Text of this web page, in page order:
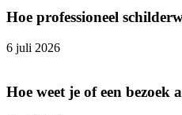
Hoe professioneel
6 juli 2026
Hoe weet je of een